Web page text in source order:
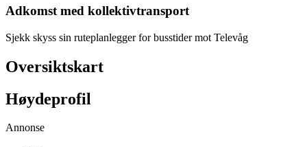
Adkomst med kollektivtransport
Sjekk skyss sin ruteplanlegger for busstider mot Televåg
Oversiktskart
Høydeprofil
Annonse